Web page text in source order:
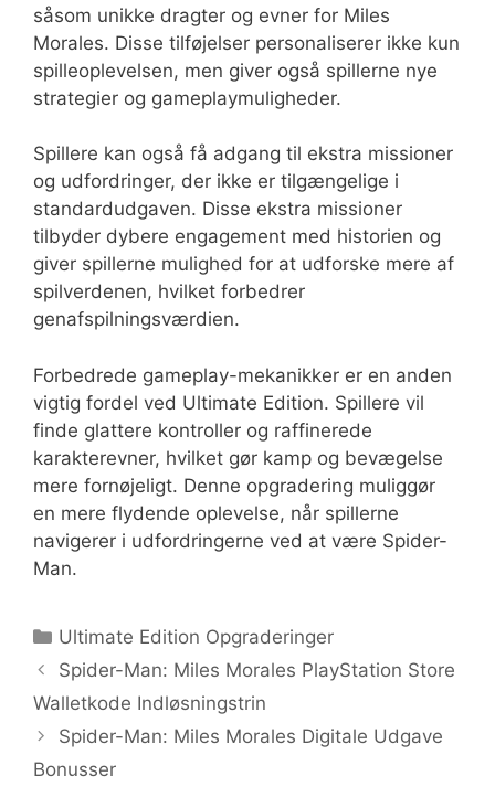
såsom unikke dragter og evner for Miles
Morales. Disse tilføjelser personaliserer ikke kun
spilleoplevelsen, men giver også spillerne nye
strategier og gameplaymuligheder.
Spillere kan også få adgang til ekstra missioner
og udfordringer, der ikke er tilgængelige i
standardudgaven. Disse ekstra missioner
tilbyder dybere engagement med historien og
giver spillerne mulighed for at udforske mere af
spilverdenen, hvilket forbedrer
genafspilningsværdien.
Forbedrede gameplay-mekanikker er en anden
vigtig fordel ved Ultimate Edition. Spillere vil
finde glattere kontroller og raffinerede
karakterevner, hvilket gør kamp og bevægelse
mere fornøjeligt. Denne opgradering muliggør
en mere flydende oplevelse, når spillerne
navigerer i udfordringerne ved at være Spider-
Man.
Categories
Ultimate Edition Opgraderinger
Spider-Man: Miles Morales PlayStation Store
Walletkode Indløsningstrin
Spider-Man: Miles Morales Digitale Udgave
Bonusser